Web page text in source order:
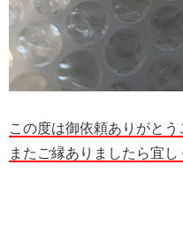
この度は御依頼ありがとう
またご縁ありましたら宜し